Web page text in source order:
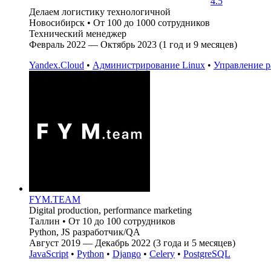
Делаем логистику технологичной
Новосибирск • От 100 до 1000 сотрудников
Технический менеджер
Февраль 2022 — Октябрь 2023 (1 год и 9 месяцев)
Yandex.Cloud • Администрирование Linux • Управление
FYM.TEAM
Digital production, performance marketing
Таллин • От 10 до 100 сотрудников
Python, JS разработчик/QA
Август 2019 — Декабрь 2022 (3 года и 5 месяцев)
JavaScript • Python • Django • Celery • PostgreSQL